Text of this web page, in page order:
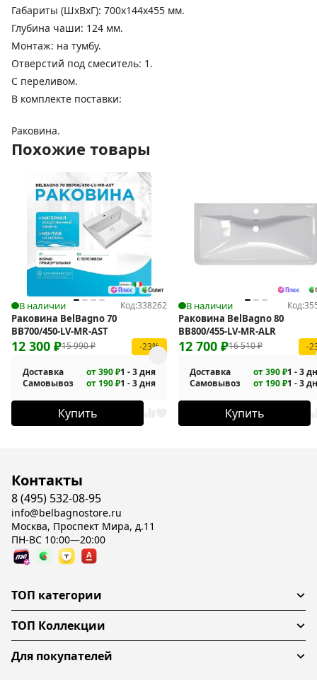
Габариты (ШxВxГ): 700x144x455 мм.
Глубина чаши: 124 мм.
Монтаж: на тумбу.
Отверстий под смеситель: 1.
С переливом.
В комплекте поставки:
Раковина.
Похожие товары
В наличии Код:338262
Раковина BelBagno 70
BB700/450-LV-MR-AST
15 990₽
12 300 ₽ -23%
Доставка от 390 ₽1 - 3 дня
Самовывоз
от 190 ₽1 - 3 дня
Купить
В наличии Код:
Раковина BelBagno 80
BB800/455-LV-MR-ALR
16 510₽
12 700 ₽ -
Доставка от 390 ₽1 - 3
Самовывоз
от 190 ₽1 - 3
Купить
Контакты
8 (495) 532-08-95
info@belbagnostore.ru
Москва, Проспект Мира, д.11
ПН-ВС 10:00—20:00
ТОП категории
ТОП Коллекции
Для покупателей